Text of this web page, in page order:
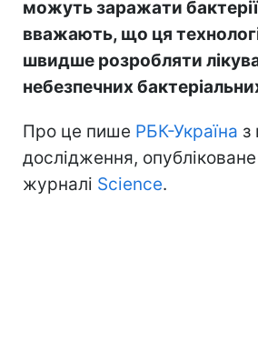
можуть заражати
вважають, що ця
швидше розробляти
небезпечних
Про це пише РБК-Україна з
дослідження,
журналі Science.